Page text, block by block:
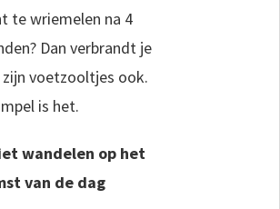
te wriemelen na 4
Dan verbrandt je
zijn voetzooltjes ook.
is het.
wandelen op het
van de dag